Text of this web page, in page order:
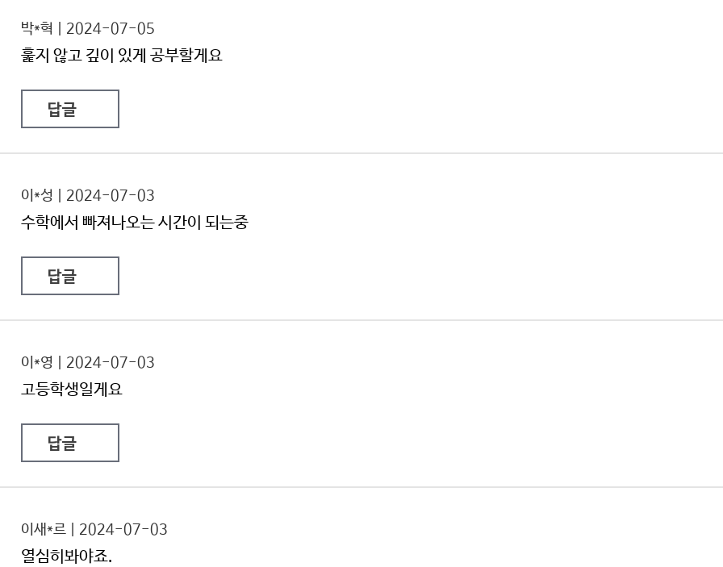
박*혁 | 2024-07-05
훑지 않고 깊이 있게 공부할게요
답글
이*성 | 2024-07-03
수학에서 빠져나오는 시간이 되는중
답글
이*영 | 2024-07-03
고등학생일게요
답글
이새*르 | 2024-07-03
열심히봐야죠.